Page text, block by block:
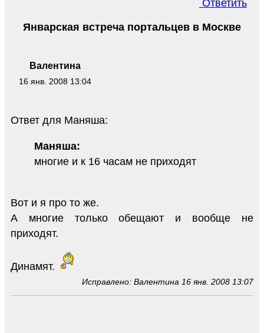
Ответить
Валентина
16 янв. 2008 13:04
Январская встреча портальцев в Москве
Ответ для Маняша:
Маняша:
многие и к 16 часам не приходят
Вот и я про то же.
А многие только обещают и вообще не
приходят.
Динамят.
Исправлено: Валентина 16 янв. 2008 13:07